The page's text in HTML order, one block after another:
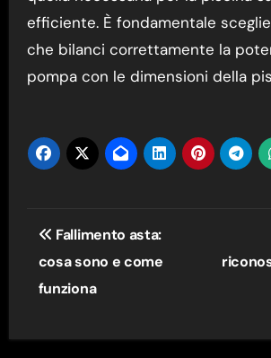
efficiente. È fondamentale
che bilanci correttamente la
pompa con le dimensioni della
Navigazione
articoli
Fallimento asta:
cosa sono e come
funziona